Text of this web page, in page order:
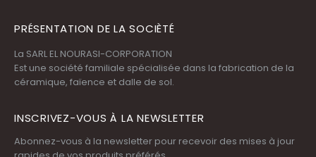
PRÉSENTATION DE LA SOCIÈTÉ
La SARL EL NOURASI-CORPORATION
Est une société familiale spécialisée dans la fabrication de la
céramique, faïence et dalle de sol.
INSCRIVEZ-VOUS À LA NEWSLETTER
Abonnez-vous à la newsletter pour recevoir des mises à jour